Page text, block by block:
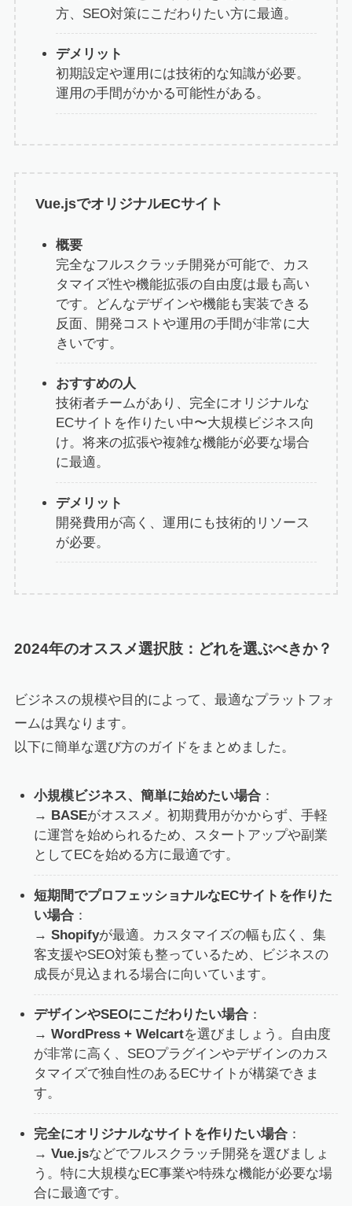
方、SEO対策にこだわりたい方に最適。
デメリット
初期設定や運用には技術的な知識が必要。
運用の手間がかかる可能性がある。
Vue.jsでオリジナルECサイト
概要
完全なフルスクラッチ開発が可能で、カス
タマイズ性や機能拡張の自由度は最も高い
です。どんなデザインや機能も実装できる
反面、開発コストや運用の手間が非常に大
きいです。
おすすめの人
技術者チームがあり、完全にオリジナルな
ECサイトを作りたい中〜大規模ビジネス向
け。将来の拡張や複雑な機能が必要な場合
に最適。
デメリット
開発費用が高く、運用にも技術的リソース
が必要。
2024年のオススメ選択肢：どれを選ぶべきか？
ビジネスの規模や目的によって、最適なプラットフォ
ームは異なります。
以下に簡単な選び方のガイドをまとめました。
小規模ビジネス、簡単に始めたい場合 ：
→ BASEがオススメ。初期費用がかからず、手軽
に運営を始められるため、スタートアップや副業
としてECを始める方に最適です。
短期間でプロフェッショナルなECサイトを作りた
い場合 ：
→Shopifyが最適。カスタマイズの幅も広く、集
客支援やSEO対策も整っているため、ビジネスの
成長が見込まれる場合に向いています。
デザインやSEOにこだわりたい場合 ：
→WordPress + Welcartを選びましょう。自由度
が非常に高く、SEOプラグインやデザインのカス
タマイズで独自性のあるECサイトが構築できま
す。
完全にオリジナルなサイトを作りたい場合 ：
→Vue.jsなどでフルスクラッチ開発を選びましょ
う。特に大規模なEC事業や特殊な機能が必要な場
合に最適です。